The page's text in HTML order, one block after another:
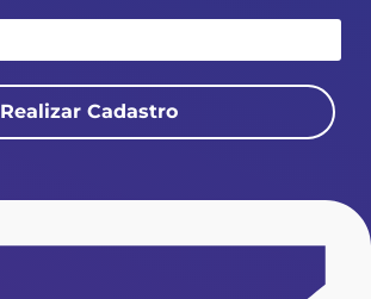
Realizar Cadastro